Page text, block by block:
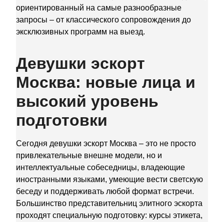
ориентированный на самые разнообразные
запросы – от классического сопровождения до
эксклюзивных программ на выезд.
Девушки эскорт
Москва: новые лица и
высокий уровень
подготовки
Сегодня девушки эскорт Москва – это не просто
привлекательные внешне модели, но и
интеллектуальные собеседницы, владеющие
иностранными языками, умеющие вести светскую
беседу и поддерживать любой формат встречи.
Большинство представительниц элитного эскорта
проходят специальную подготовку: курсы этикета,